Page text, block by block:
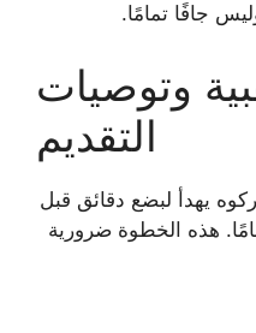
جافًا تمامًا.
وتوصيات
التقديم
يهدأ لبضع دقائق قبل
هذه الخطوة ضرورية